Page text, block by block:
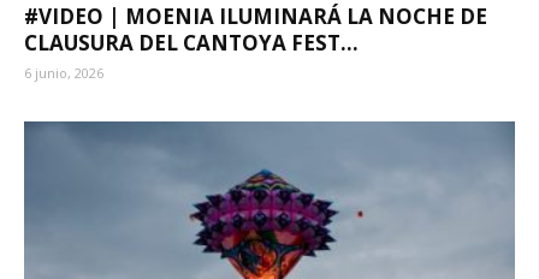
#VIDEO | MOENIA ILUMINARÁ LA NOCHE DE
CLAUSURA DEL CANTOYA FEST...
6 junio, 2026